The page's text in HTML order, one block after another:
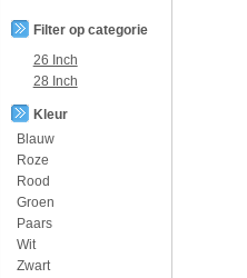
Filter op categorie
26 Inch
28 Inch
Kleur
Blauw
Roze
Rood
Groen
Paars
Wit
Zwart